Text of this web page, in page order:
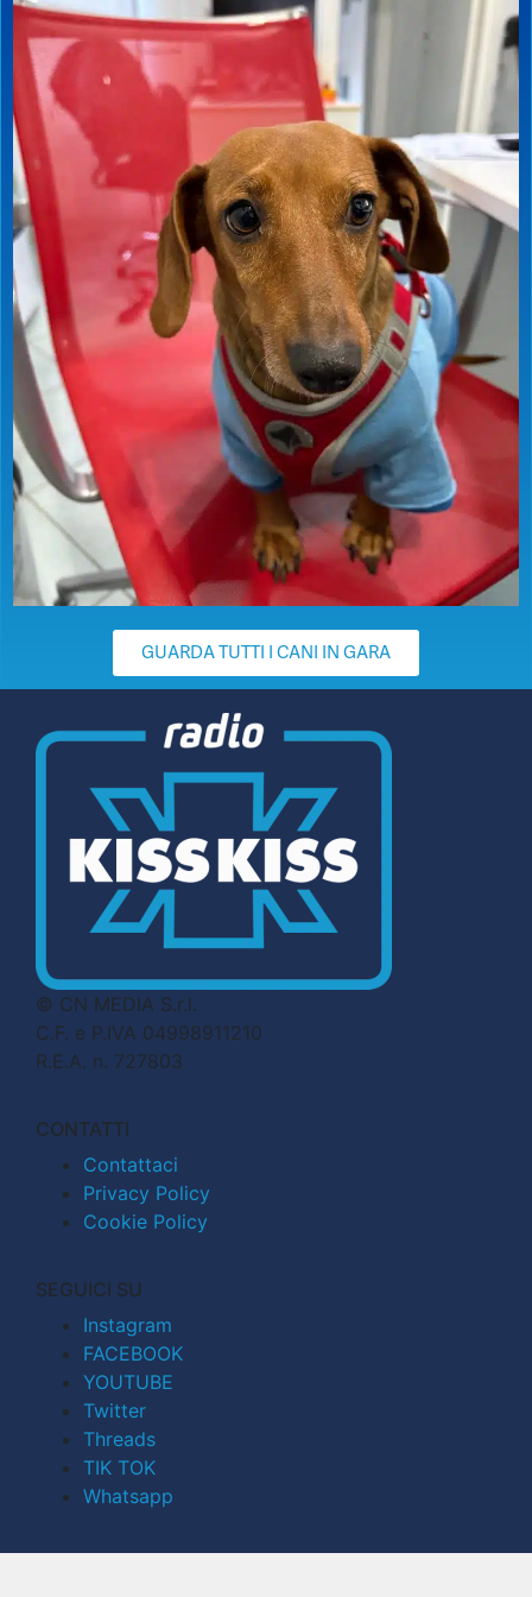
GUARDA TUTTI I CANI IN GARA
© CN MEDIA S.r.l.
C.F. e P.IVA 04998911210
R.E.A. n. 727803
CONTATTI
Contattaci
Privacy Policy
Cookie Policy
SEGUICI SU
Instagram
FACEBOOK
YOUTUBE
Twitter
Threads
TIK TOK
Whatsapp